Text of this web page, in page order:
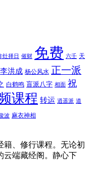
灶择日 催财 免费 六壬 天
李洪成 杨公风水 正一派
白鹤鸣 盲派八字 相面 祝
课程 转运 逍遥派 道
波 麻衣神相
籍、修行课程。无论初
云端藏经阁。静心下